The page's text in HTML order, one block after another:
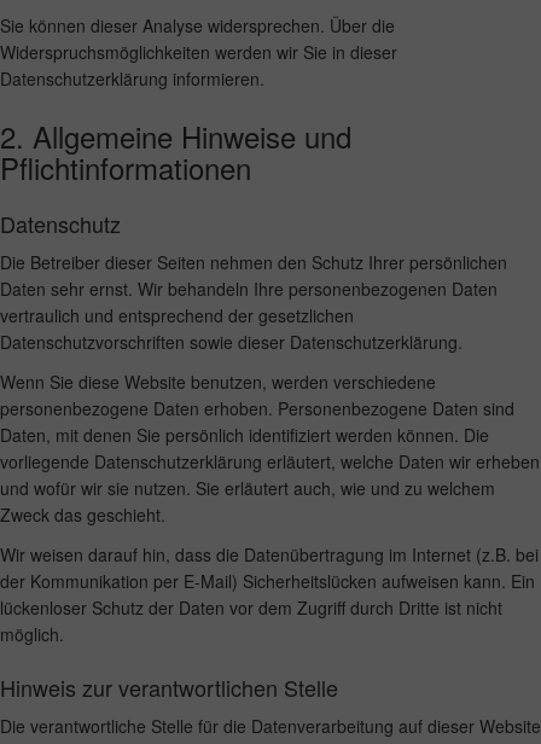
Sie können dieser Analyse widersprechen. Über die
Widerspruchsmöglichkeiten werden wir Sie in dieser
Datenschutzerklärung informieren.
2. Allgemeine Hinweise und
Pflichtinformationen
Datenschutz
Die Betreiber dieser Seiten nehmen den Schutz Ihrer persönlichen
Daten sehr ernst. Wir behandeln Ihre personenbezogenen Daten
vertraulich und entsprechend der gesetzlichen
Datenschutzvorschriften sowie dieser Datenschutzerklärung.
Wenn Sie diese Website benutzen, werden verschiedene
personenbezogene Daten erhoben. Personenbezogene Daten sind
Daten, mit denen Sie persönlich identifiziert werden können. Die
vorliegende Datenschutzerklärung erläutert, welche Daten wir erheben
und wofür wir sie nutzen. Sie erläutert auch, wie und zu welchem
Zweck das geschieht.
Wir weisen darauf hin, dass die Datenübertragung im Internet (z.B. bei
der Kommunikation per E-Mail) Sicherheitslücken aufweisen kann. Ein
lückenloser Schutz der Daten vor dem Zugriff durch Dritte ist nicht
möglich.
Hinweis zur verantwortlichen Stelle
Die verantwortliche Stelle für die Datenverarbeitung auf dieser Website